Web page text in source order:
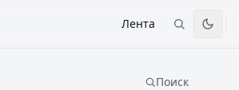
Лента
Поиск